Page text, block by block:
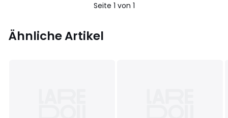
Seite 1 von 1
Ähnliche Artikel